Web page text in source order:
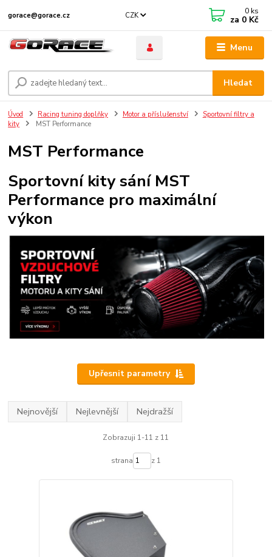
Menu
CZK
Hledat
gorace@gorace.cz 0 ks
za 0 Kč
Úvod Racing tuning doplňky Motor a příslušenství
Sportovní filtry a
kity
MST Performance
MST Performance
Sportovní kity sání MST
Performance pro maximální
výkon
Upřesnit parametry
Nejnovější Nejlevnější Nejdražší
Zobrazuji 1-11 z 11
strana z 1